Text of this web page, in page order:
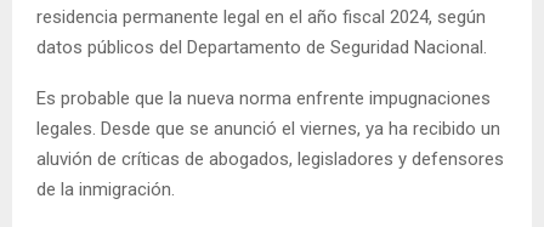
residencia permanente legal en el año fiscal 2024, según
datos públicos del Departamento de Seguridad Nacional.
Es probable que la nueva norma enfrente impugnaciones
legales. Desde que se anunció el viernes, ya ha recibido un
aluvión de críticas de abogados, legisladores y defensores
de la inmigración.